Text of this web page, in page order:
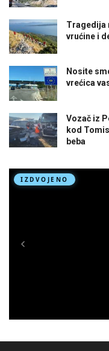
Tragedija
vrućine i
Nosite
vrećica
Vozač iz
kod
beba